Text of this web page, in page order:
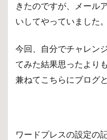
きたのですが、メール
いしてやっていました。
今回、自分でチャレン
てみた結果思ったより
兼ねてこちらにブログ
ワードプレスの設定の